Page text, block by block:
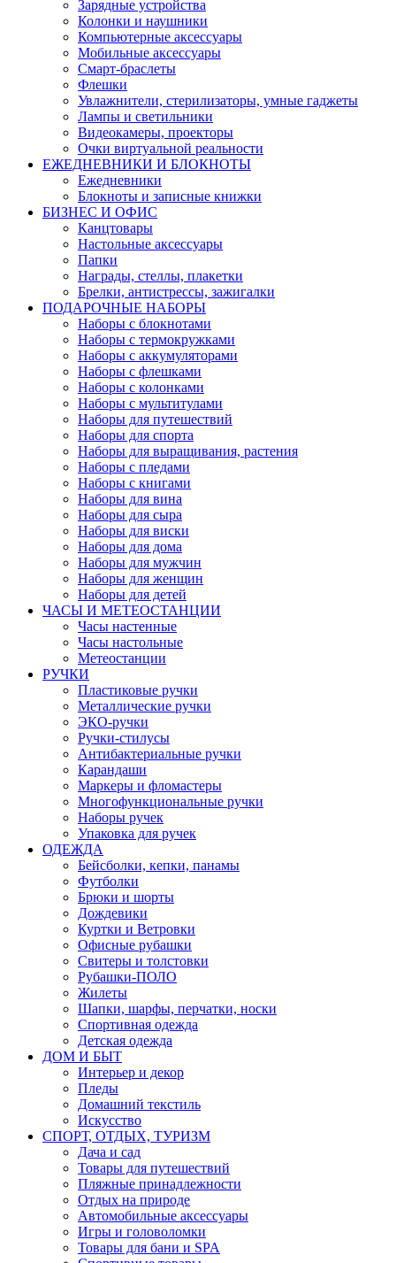
Зарядные устройства
Колонки и наушники
Компьютерные аксессуары
Мобильные аксессуары
Смарт-браслеты
Флешки
Увлажнители, стерилизаторы, умные гаджеты
Лампы и светильники
Видеокамеры, проекторы
Очки виртуальной реальности
ЕЖЕДНЕВНИКИ И БЛОКНОТЫ
Ежедневники
Блокноты и записные книжки
БИЗНЕС И ОФИС
Канцтовары
Настольные аксессуары
Папки
Награды, стеллы, плакетки
Брелки, антистрессы, зажигалки
ПОДАРОЧНЫЕ НАБОРЫ
Наборы с блокнотами
Наборы с термокружками
Наборы с аккумуляторами
Наборы с флешками
Наборы с колонками
Наборы с мультитулами
Наборы для путешествий
Наборы для спорта
Наборы для выращивания, растения
Наборы с пледами
Наборы с книгами
Наборы для вина
Наборы для сыра
Наборы для виски
Наборы для дома
Наборы для мужчин
Наборы для женщин
Наборы для детей
ЧАСЫ И МЕТЕОСТАНЦИИ
Часы настенные
Часы настольные
Метеостанции
РУЧКИ
Пластиковые ручки
Металлические ручки
ЭКО-ручки
Ручки-стилусы
Антибактериальные ручки
Карандаши
Маркеры и фломастеры
Многофункциональные ручки
Наборы ручек
Упаковка для ручек
ОДЕЖДА
Бейсболки, кепки, панамы
Футболки
Брюки и шорты
Дождевики
Куртки и Ветровки
Офисные рубашки
Свитеры и толстовки
Рубашки-ПОЛО
Жилеты
Шапки, шарфы, перчатки, носки
Спортивная одежда
Детская одежда
ДОМ И БЫТ
Интерьер и декор
Пледы
Домашний текстиль
Искусство
СПОРТ, ОТДЫХ, ТУРИЗМ
Дача и сад
Товары для путешествий
Пляжные принадлежности
Отдых на природе
Автомобильные аксессуары
Игры и головоломки
Товары для бани и SPA